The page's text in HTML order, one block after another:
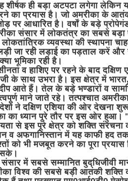
ही बड़ा अटपटा लगेगा लेकिन
का प्रयास है। जो अमरीका के
पर आधारित है। वर्षों के बड़े
संसार में लोकतंत्र का सबसे बड़ा
व्यवस्था की स्थापना
जा रही लड़ाई का पड़ताल करें और
भूमिका रही है।
व हाशिए पर रहने के बाद दक्षिण
के साथ उभरा है। इस क्षेत्र में
आते हैं। तेल के बड़े भण्डारों व
माने जाते रहे। तत्पश्चात
ने दक्षिण एशिया की ओर देखना
का ध्यान पूरे तौर पर इस ओर
से इस पूरे क्षेत्र को शक्ति
व अफगानिस्तान में यह काफी हद
को भी मजबूत करने का पूरा
सके।
में सबसे सम्मानित बुद्धिजीवी
विश्व की सबसे बड़ी आतंकी शक्ति